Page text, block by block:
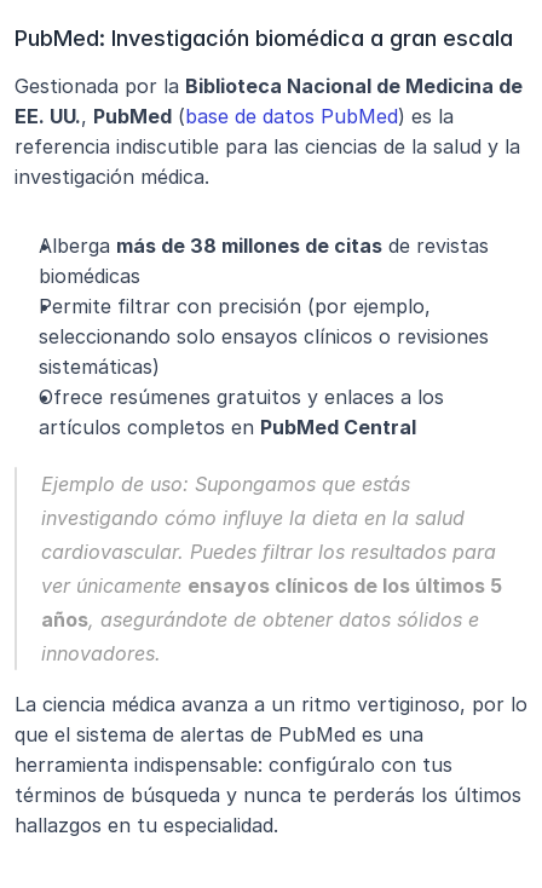
PubMed: Investigación biomédica a gran escala
Gestionada por la Biblioteca Nacional de Medicina de
EE. UU., PubMed (base de datos PubMed) es la
referencia indiscutible para las ciencias de la salud y la
investigación médica.
Alberga más de 38 millones de citas de revistas
biomédicas
Permite filtrar con precisión (por ejemplo,
seleccionando solo ensayos clínicos o revisiones
sistemáticas)
Ofrece resúmenes gratuitos y enlaces a los
artículos completos en PubMed Central
Ejemplo de uso: Supongamos que estás
investigando cómo influye la dieta en la salud
cardiovascular. Puedes filtrar los resultados para
ver únicamente ensayos clínicos de los últimos 5
años, asegurándote de obtener datos sólidos e
innovadores.
La ciencia médica avanza a un ritmo vertiginoso, por lo
que el sistema de alertas de PubMed es una
herramienta indispensable: configúralo con tus
términos de búsqueda y nunca te perderás los últimos
hallazgos en tu especialidad.